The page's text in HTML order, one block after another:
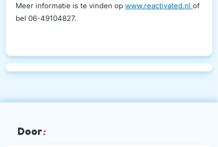
Meer informatie is te vinden op www.reactivated.nl of
bel 06-49104827.
Door: